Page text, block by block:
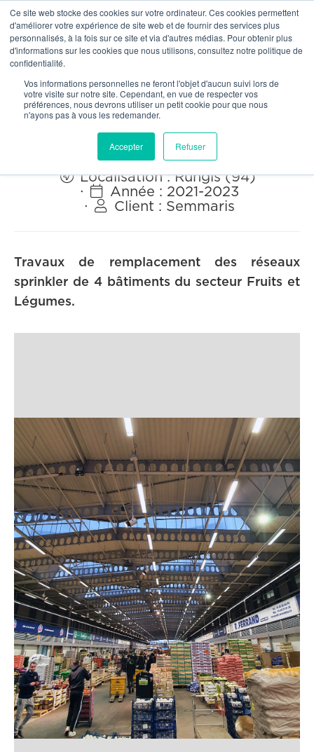
Ce site web stocke des cookies sur votre ordinateur. Ces cookies permettent
d'améliorer votre expérience de site web et de fournir des services plus
personnalisés, à la fois sur ce site et via d'autres médias. Pour obtenir plus
d'informations sur les cookies que nous utilisons, consultez notre politique de
confidentialité.
Vos informations personnelles ne feront l'objet d'aucun suivi lors de
votre visite sur notre site. Cependant, en vue de respecter vos
préférences, nous devrons utiliser un petit cookie pour que nous
n'ayons pas à vous les redemander.
Accepter Refuser
OUR NETWORK
  Toutes nos réalisations
MIN de Rungis - Travaux
Sprinkler zone Fruits & Légumes
Localisation :Rungis (94)
∙  Année : 2021-2023
∙  Client : Semmaris
Travaux de remplacement des réseaux
sprinkler de 4 bâtiments du secteur Fruits et
Légumes.